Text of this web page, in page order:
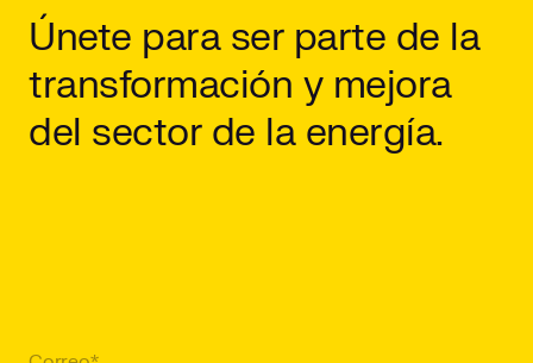
Únete para ser parte de la
transformación y mejora
del sector de la energía.